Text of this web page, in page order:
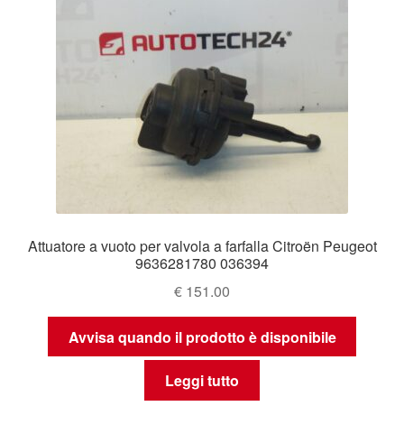
Attuatore a vuoto per valvola a farfalla Citroën Peugeot
9636281780 036394
€ 151.00
Avvisa quando il prodotto è disponibile
Leggi tutto